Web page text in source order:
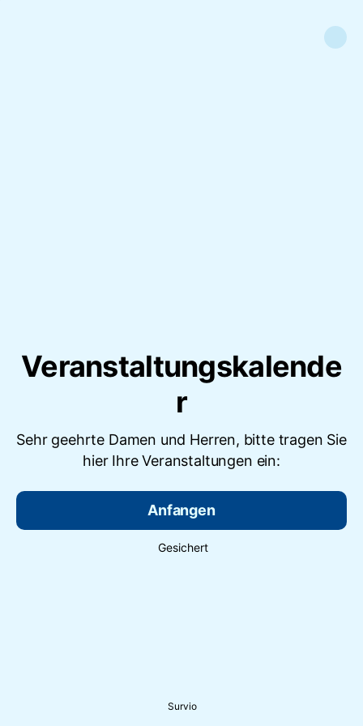
Veranstaltungskalende
r
Sehr geehrte Damen und Herren, bitte tragen Sie
hier Ihre Veranstaltungen ein:
Anfangen
Gesichert
Survio